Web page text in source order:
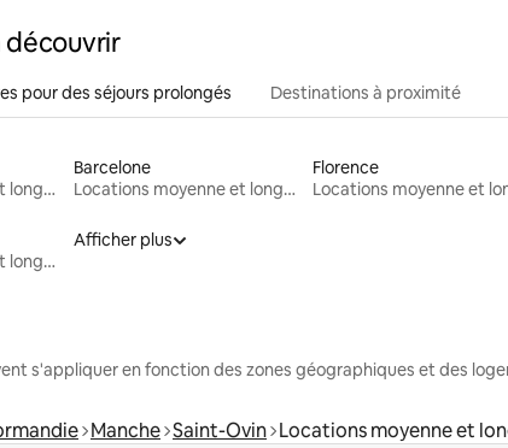
découvrir
pour des séjours prolongés Destinations à proximité
Locations moyenne et longue durée
Barcelone
Locations moyenne et longue durée
Florence
Locations moyenne et longue durée
Afficher plus
s'appliquer en fonction des zones géographiques et des
Manche Saint-Ovin Locations moyenne et